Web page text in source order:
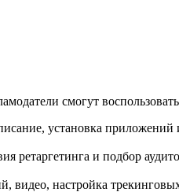
смогут
установка приложений
ретаргетинга и подбор
видео, настройка